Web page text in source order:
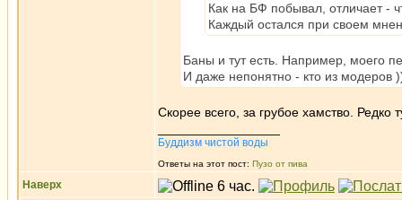
Как на БФ побывал, отличает -
Каждый остался при своем
Баны и тут есть. Например, моего
И даже непонятно - кто из модеров
Скорее всего, за грубое хамство. Редко
Буддизм чистой воды
Ответы на этот пост: Пузо от пива
Наверх